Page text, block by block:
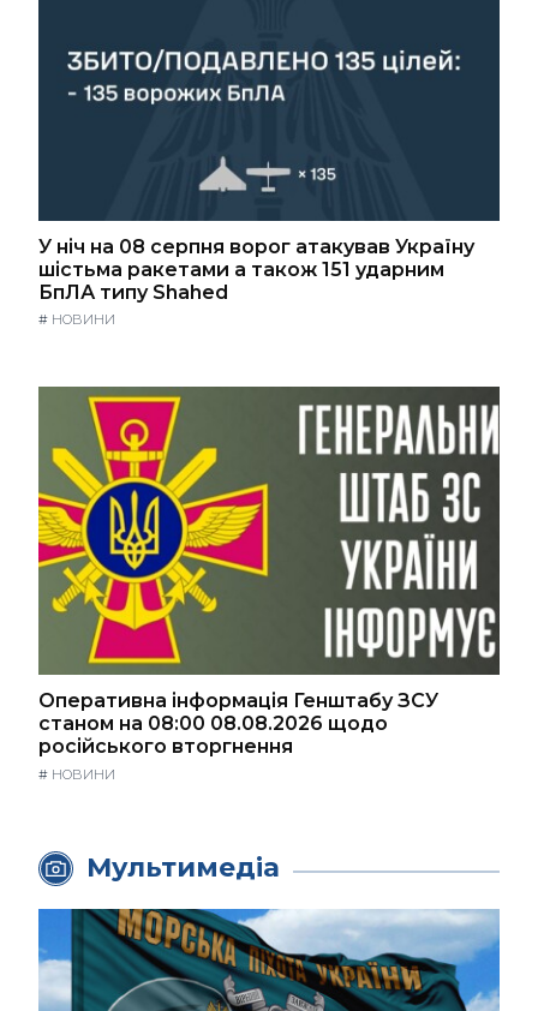
У ніч на 08 серпня ворог атакував Україну
шістьма ракетами а також 151 ударним
БпЛА типу Shahed
# НОВИНИ
Оперативна інформація Генштабу ЗСУ
станом на 08:00 08.08.2026 щодо
російського вторгнення
# НОВИНИ
Мультимедіа